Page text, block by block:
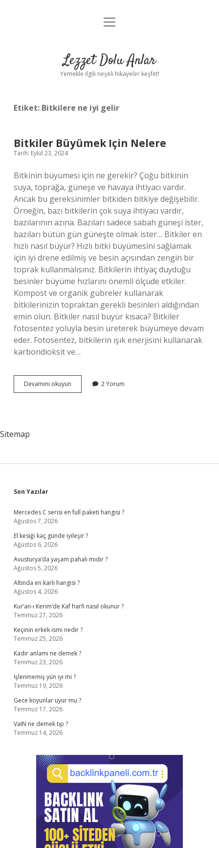
Anasayfa
Yasal Uyarı
menüyü
Lezzet Dolu Anlar
Yemekle ilgili neşeli hikayeler keşfet!
Etiket: Bitkilere ne iyi gelir
Bitkiler Büyümek Için Nelere
Tarih: Eylül 23, 2024
Bitkinin büyümesi için ne gerekir? Çoğu bitkinin
suya, toprağa, güneşe ve havaya ihtiyacı vardır.
Ancak bu gereksinimler bitkiden bitkiye değişebilir.
Örneğin, bazı bitkilerin çok suya ihtiyacı vardır,
bazılarının azına. Bazıları sadece sabah güneşi ister,
bazıları bütün gün güneşte olmak ister… Bitkiler en
hızlı nasıl büyür? Hızlı bitki büyümesini sağlamak
için iyi drene edilmiş ve besin açısından zengin bir
toprak kullanmalısınız. Bitkilerin ihtiyaç duyduğu
besinler büyüme hızlarını önemli ölçüde etkiler.
Kompost ve organik gübreler kullanarak
bitkilerinizin topraktan gerekli besinleri aldığından
emin olun. Bitkiler nasıl büyür kısaca? Bitkiler
fotosentez yoluyla besin üreterek büyümeye devam
eder. Fotosentez, bitkilerin ışık enerjisini kullanarak
karbondioksit ve…
Devamını okuyun
Büyümek
2 Yorum
Sitemap
Sidebar
Son Yazılar
Mercedes C serisi en full paketi hangisi ?
Ağustos 7, 2026
El kesiği kaç günde iyileşir ?
Ağustos 6, 2026
Avusturya’da yaşam pahalı mıdır ?
Ağustos 5, 2026
Altında en karlı hangisi ?
Ağustos 4, 2026
Kur’an-ı Kerim’de Kaf harfi nasıl okunur ?
Temmuz 27, 2026
Keçinin erkek ismi nedir ?
Temmuz 25, 2026
Kadir anlamı ne demek ?
Temmuz 23, 2026
İşlenmemiş yün iyi mi ?
Temmuz 19, 2026
Gece koyunlar uyur mu ?
Temmuz 17, 2026
VaIN ne demek tıp ?
Temmuz 14, 2026